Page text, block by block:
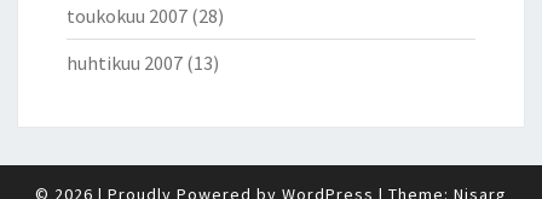
toukokuu 2007 (28)
huhtikuu 2007 (13)
© 2026 | Proudly Powered by WordPress | Theme: Nisarg